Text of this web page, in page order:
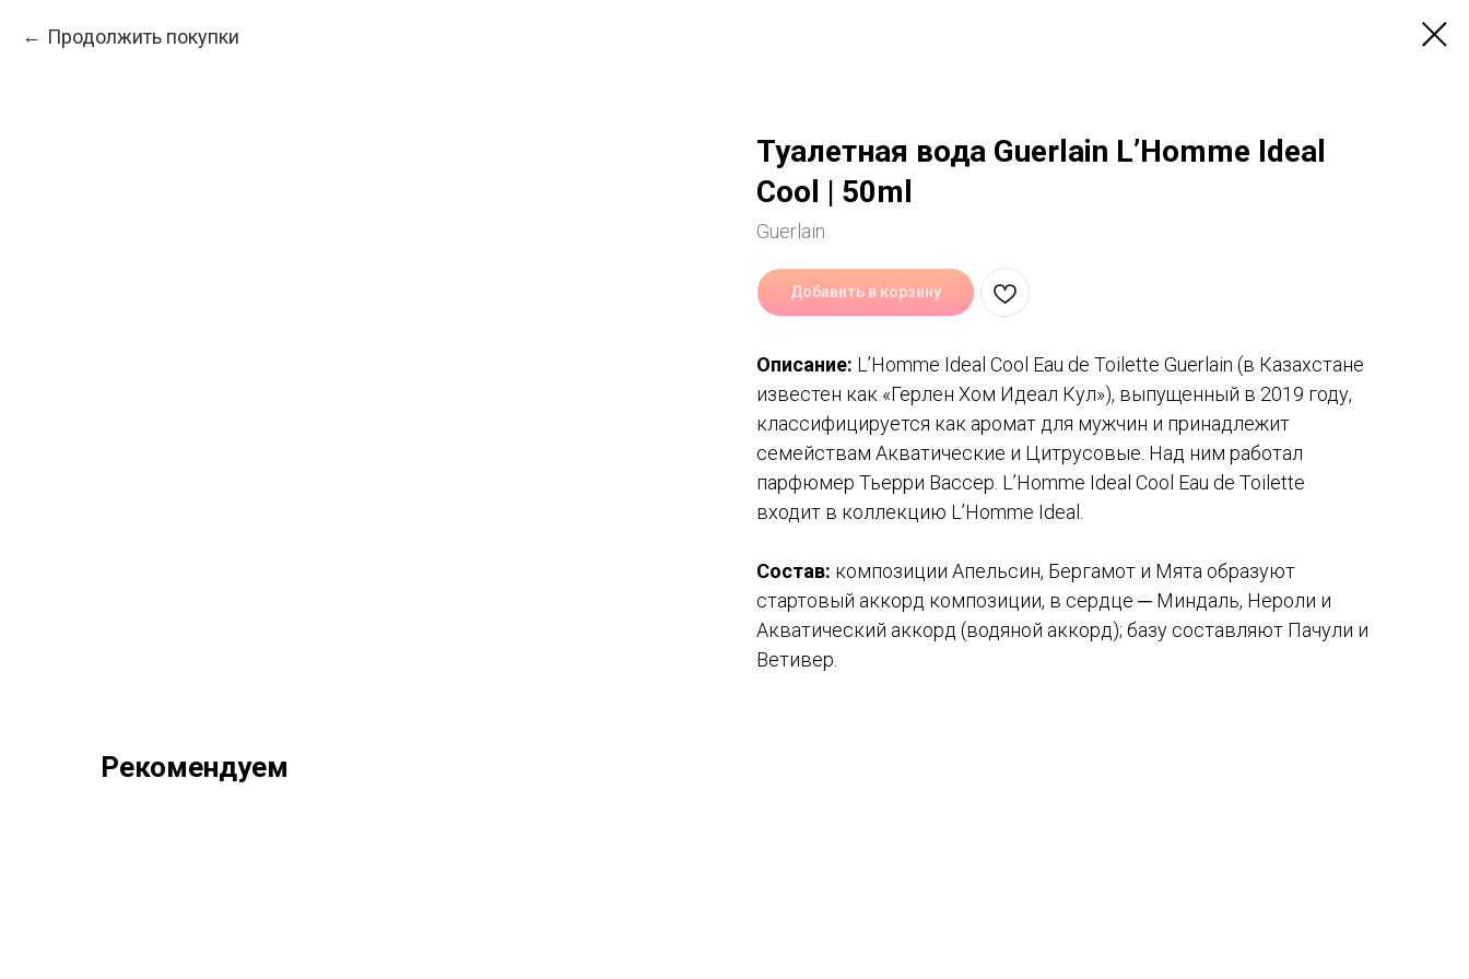
Продолжить покупки
Туалетная вода Guerlain L’Homme Ideal
Cool | 50ml
Guerlain
Добавить в корзину
Описание: L’Homme Ideal Cool Eau de Toilette Guerlain (в Казахстане
известен как «Герлен Хом Идеал Кул»), выпущенный в 2019 году,
классифицируется как аромат для мужчин и принадлежит
семействам Акватические и Цитрусовые. Над ним работал
парфюмер Тьерри Вассер. L’Homme Ideal Cool Eau de Toilette
входит в коллекцию L’Homme Ideal.
Состав: композиции Апельсин, Бергамот и Мята образуют
стартовый аккорд композиции, в сердце ─ Миндаль, Нероли и
Акватический аккорд (водяной аккорд); базу составляют Пачули и
Ветивер.
Рекомендуем